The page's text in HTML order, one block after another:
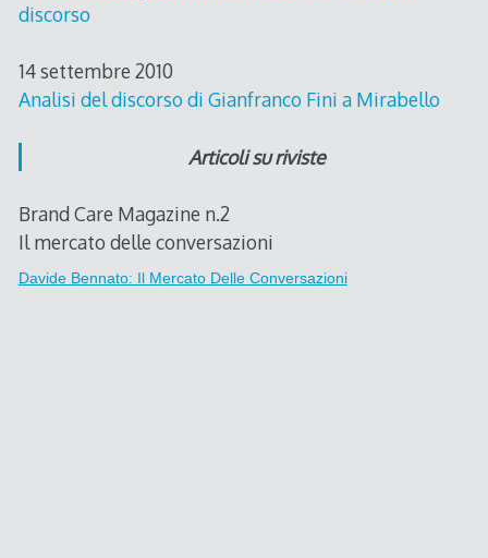
discorso
14 settembre 2010
Analisi del discorso di Gianfranco Fini a Mirabello
Articoli su riviste
Brand Care Magazine n.2
Il mercato delle conversazioni
Davide Bennato: Il Mercato Delle Conversazioni